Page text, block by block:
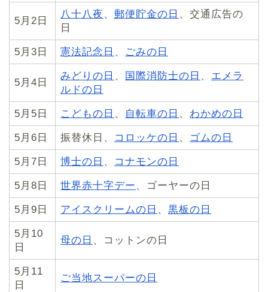
5月2日
八十八夜 、 郵便貯金の日 、交通広告の
日
5月3日 憲法記念日 、 ごみの日
5月4日
みどりの日 、 国際消防士の日 、 エメラ
ルドの日
5月5日 こどもの日 、 自転車の日 、 わかめの日
5月6日 振替休日、 コロッケの日 、 ゴムの日
5月7日 博士の日 、 コナモンの日
5月8日 世界赤十字デー 、ゴーヤーの日
5月9日 アイスクリームの日 、 黒板の日
5月10
日
母の日 、コットンの日
5月11
日
ご当地スーパーの日